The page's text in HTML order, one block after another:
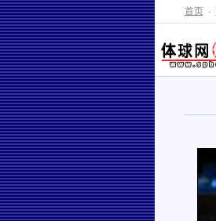
首页 -